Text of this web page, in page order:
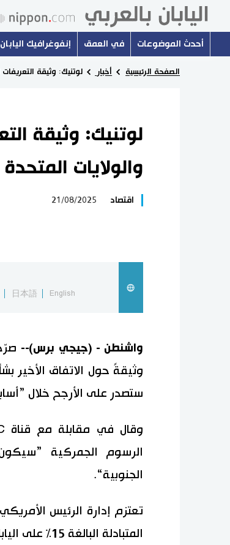
أحدث الموضوعات في العمق إنفوغرافيك اليابان
الصفحة الرئيسية أخبار لوتنيك: وثيقة التعريفات
لوتنيك: وثيقة
والولايات
اقتصاد 21/08/2025
English
日本語
واشنطن - (جيجي برس)--
وثيقةً حول الاتفاق الأخير
ستصدر على الأرجح خلال
الرسوم الجمركية ”سيكون
الجنوبية“.
تعتزم إدارة الرئيس
المتبادلة